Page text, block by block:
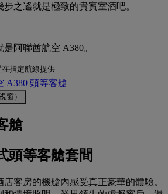
之遙就是極致的貴賓室酒吧。
阿聯酋航空 A380。
指定航線提供
A380 頭等客艙
窗）
艙
頭等客艙套間
客房的機艙內感受真正豪華的體驗。